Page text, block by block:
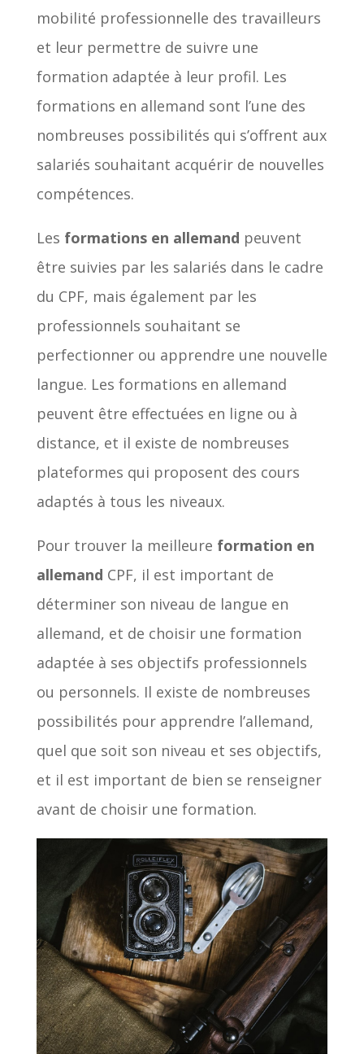
mobilité professionnelle des travailleurs
et leur permettre de suivre une
formation adaptée à leur profil. Les
formations en allemand sont l’une des
nombreuses possibilités qui s’offrent aux
salariés souhaitant acquérir de nouvelles
compétences.
Les formations en allemand peuvent
être suivies par les salariés dans le cadre
du CPF, mais également par les
professionnels souhaitant se
perfectionner ou apprendre une nouvelle
langue. Les formations en allemand
peuvent être effectuées en ligne ou à
distance, et il existe de nombreuses
plateformes qui proposent des cours
adaptés à tous les niveaux.
Pour trouver la meilleure formation en
allemand CPF, il est important de
déterminer son niveau de langue en
allemand, et de choisir une formation
adaptée à ses objectifs professionnels
ou personnels. Il existe de nombreuses
possibilités pour apprendre l’allemand,
quel que soit son niveau et ses objectifs,
et il est important de bien se renseigner
avant de choisir une formation.